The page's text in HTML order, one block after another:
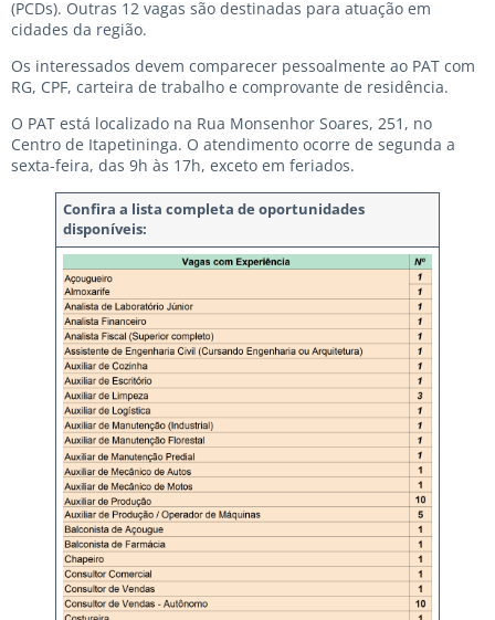
(PCDs). Outras 12 vagas são destinadas para atuação em
cidades da região.
Os interessados devem comparecer pessoalmente ao PAT com
RG, CPF, carteira de trabalho e comprovante de residência.
O PAT está localizado na Rua Monsenhor Soares, 251, no
Centro de Itapetininga. O atendimento ocorre de segunda a
sexta-feira, das 9h às 17h, exceto em feriados.
Confira a lista completa de oportunidades
disponíveis: